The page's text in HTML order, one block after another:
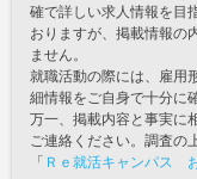
確で詳しい求人情報を目
おりますが、掲載情報の
ません。
就職活動の際には、雇用
細情報をご自身で十分に
万一、掲載内容と事実に
ご連絡ください。調査の
「 Ｒｅ就活キャンパス